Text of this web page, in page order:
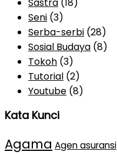
Sastra (18)
Seni (3)
Serba-serbi (28)
Sosial Budaya (8)
Tokoh (3)
Tutorial (2)
Youtube (8)
Kata Kunci
Agama Agen asuransi